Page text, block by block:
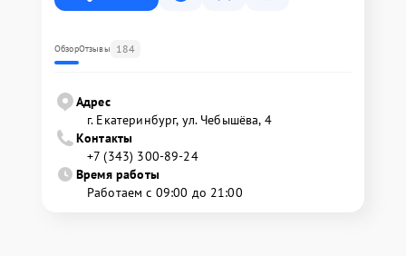
ОбзорОтзывы 184
Адрес
г. Екатеринбург, ул. Чебышёва, 4
Контакты
+7 (343) 300-89-24
Время работы
Работаем с 09:00 до 21:00